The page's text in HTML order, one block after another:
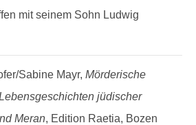
mit seinem Sohn Ludwig
Sabine Mayr, Mörderische
jüdischer
Meran, Edition Raetia, Bozen